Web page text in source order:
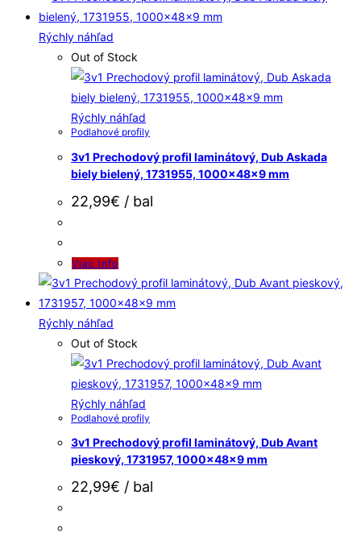
Rýchly náhľad
Out of Stock
Rýchly náhľad
Podlahové profily
3v1 Prechodový profil laminátový, Dub Askada
biely bielený, 1731955, 1000x48x9 mm
22,99€ / bal
Viac info
Rýchly náhľad
Out of Stock
Rýchly náhľad
Podlahové profily
3v1 Prechodový profil laminátový, Dub Avant
pieskový, 1731957, 1000x48x9 mm
22,99€ / bal